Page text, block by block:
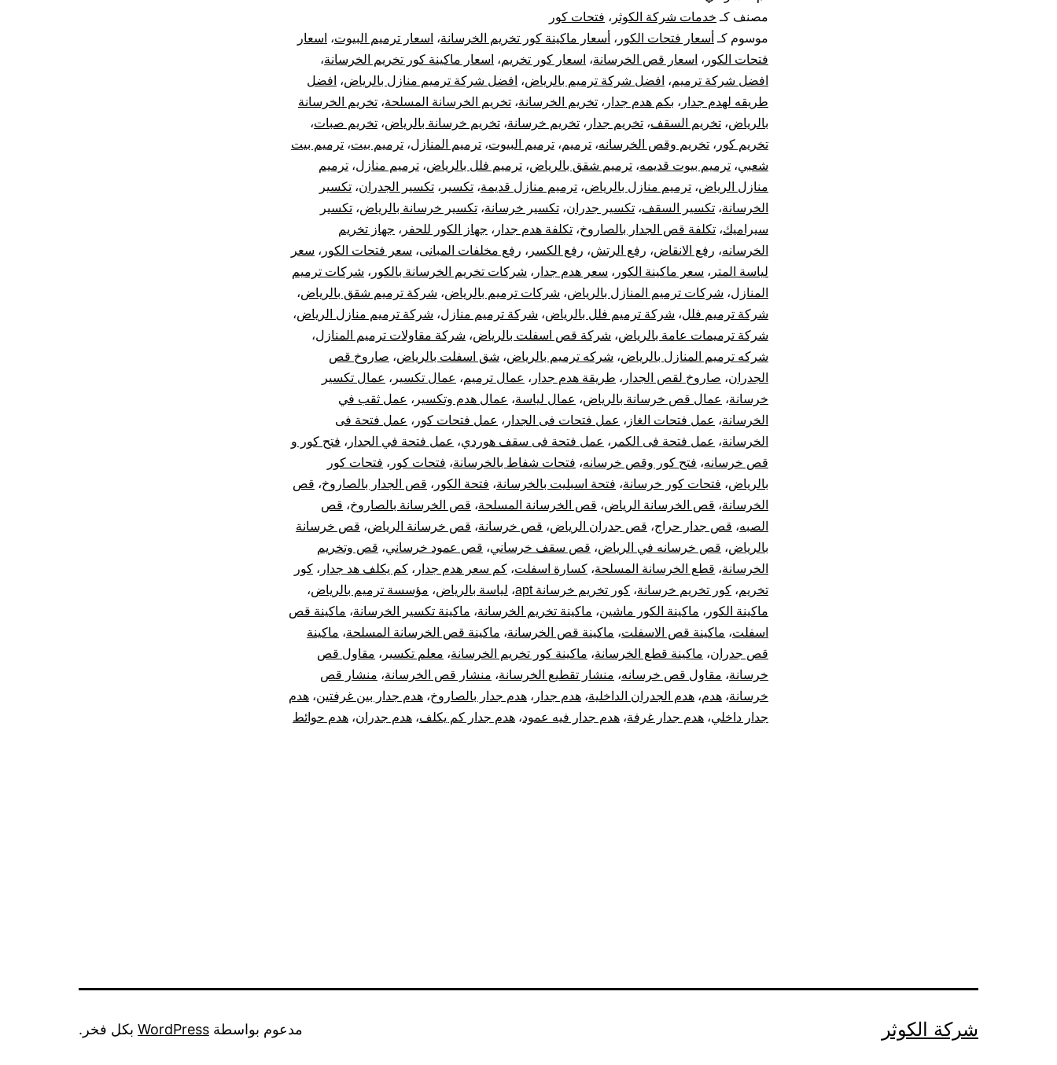
بالرياض
قص
تخريم
تكسير
خرسانة
بالرياض
مصنف كـ خدمات شركة الكوثر ، فتحات كور
موسوم كـ أسعار فتحات الكور ، أسعار ماكينة كور تخريم الخرسانة، اسعار ترميم البيوت، اسعار
فتحات الكور ، اسعار قص الخرسانة، اسعار كور تخريم، اسعار ماكينة كور تخريم الخرسانة،
افضل شركة ترميم، افضل شركة ترميم بالرياض، افضل شركة ترميم منازل بالرياض، افضل
طريقه لهدم جدار ، بكم هدم جدار ، تخريم الخرسانة، تخريم الخرسانة المسلحة، تخريم الخرسانة
بالرياض، تخريم السقف، تخريم جدار ، تخريم خرسانة، تخريم خرسانة بالرياض، تخريم صبات،
تخريم كور ، تخريم وقص الخرسانه، ترميم، ترميم البيوت، ترميم المنازل، ترميم بيت، ترميم بيت
شعبي، ترميم بيوت قديمه، ترميم شقق بالرياض، ترميم فلل بالرياض، ترميم منازل، ترميم
منازل الرياض، ترميم منازل بالرياض، ترميم منازل قديمة، تكسير ، تكسير الجدران، تكسير
الخرسانة، تكسير السقف، تكسير جدران، تكسير خرسانة، تكسير خرسانة بالرياض، تكسير
سيراميك، تكلفة قص الجدار بالصاروخ، تكلفة هدم جدار ، جهاز الكور للحفر ، جهاز تخريم
الخرسانه، رفع الانقاض، رفع الرتش، رفع الكسر ، رفع مخلفات المبانى، سعر فتحات الكور ، سعر
لياسة المتر ، سعر ماكينة الكور ، سعر هدم جدار ، شركات تخريم الخرسانة بالكور ، شركات ترميم
المنازل، شركات ترميم المنازل بالرياض، شركات ترميم بالرياض، شركة ترميم شقق بالرياض،
شركة ترميم فلل، شركة ترميم فلل بالرياض، شركة ترميم منازل، شركة ترميم منازل الرياض،
شركة ترميمات عامة بالرياض، شركة قص اسفلت بالرياض، شركة مقاولات ترميم المنازل،
شركه ترميم المنازل بالرياض، شركه ترميم بالرياض، شق اسفلت بالرياض، صاروخ قص
الجدران، صاروخ لقص الجدار ، طريقة هدم جدار ، عمال ترميم، عمال تكسير ، عمال تكسير
خرسانة، عمال قص خرسانة بالرياض، عمال لياسة، عمال هدم وتكسير ، عمل ثقب في
الخرسانة، عمل فتحات الغاز ، عمل فتحات فى الجدار ، عمل فتحات كور ، عمل فتحة فى
الخرسانة، عمل فتحة فى الكمر ، عمل فتحة فى سقف هوردي، عمل فتحة في الجدار ، فتح كور و
قص خرسانه، فتح كور وقص خرسانه، فتحات شفاط بالخرسانة، فتحات كور ، فتحات كور
بالرياض، فتحات كور خرسانة، فتحة اسبليت بالخرسانة، فتحة الكور ، قص الجدار بالصاروخ، قص
الخرسانة، قص الخرسانة الرياض، قص الخرسانة المسلحة، قص الخرسانة بالصاروخ، قص
الصبه، قص جدار حراج، قص جدران الرياض، قص خرسانة، قص خرسانة الرياض، قص خرسانة
بالرياض، قص خرسانه في الرياض، قص سقف خرساني، قص عمود خرساني، قص وتخريم
الخرسانة، قطع الخرسانة المسلحة، كسارة اسفلت، كم سعر هدم جدار ، كم يكلف هد جدار ، كور
تخريم، كور تخريم خرسانة، كور تخريم خرسانة apt ، لياسة بالرياض، مؤسسة ترميم بالرياض،
ماكينة الكور ، ماكينة الكور ماشين، ماكينة تخريم الخرسانة، ماكينة تكسير الخرسانة، ماكينة قص
اسفلت، ماكينة قص الاسفلت، ماكينة قص الخرسانة، ماكينة قص الخرسانة المسلحة، ماكينة
قص جدران، ماكينة قطع الخرسانة، ماكينة كور تخريم الخرسانة، معلم تكسير ، مقاول قص
خرسانة، مقاول قص خرسانه، منشار تقطيع الخرسانة، منشار قص الخرسانة، منشار قص
خرسانة، هدم، هدم الجدران الداخلية، هدم جدار ، هدم جدار بالصاروخ، هدم جدار بين غرفتين، هدم
جدار داخلي، هدم جدار غرفة، هدم جدار فيه عمود، هدم جدار كم يكلف، هدم جدران، هدم حوائط
شركة الكوثر مدعوم بواسطة WordPress بكل فخر.